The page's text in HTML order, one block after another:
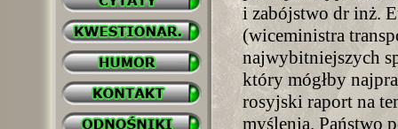
i zabójstwo dr inż.
(wiceministra
najwybitniejszych
który mógłby
rosyjski raport na
myślenia. Państwo